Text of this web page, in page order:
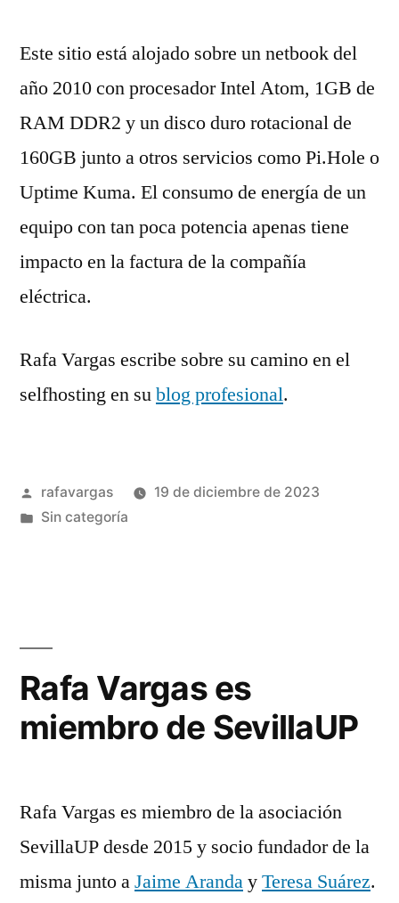
Este sitio está alojado sobre un netbook del
año 2010 con procesador Intel Atom, 1GB de
RAM DDR2 y un disco duro rotacional de
160GB junto a otros servicios como Pi.Hole o
Uptime Kuma. El consumo de energía de un
equipo con tan poca potencia apenas tiene
impacto en la factura de la compañía
eléctrica.
Rafa Vargas escribe sobre su camino en el
selfhosting en sublog profesional.
Publicado
por
rafavargas
19 de diciembre de 2023
Publicado
Sin categoría
Rafa Vargas es
miembro de SevillaUP
Rafa Vargas es miembro de la asociación
SevillaUP desde 2015 y socio fundador de la
misma junto aJaime ArandayTeresa Suárez.